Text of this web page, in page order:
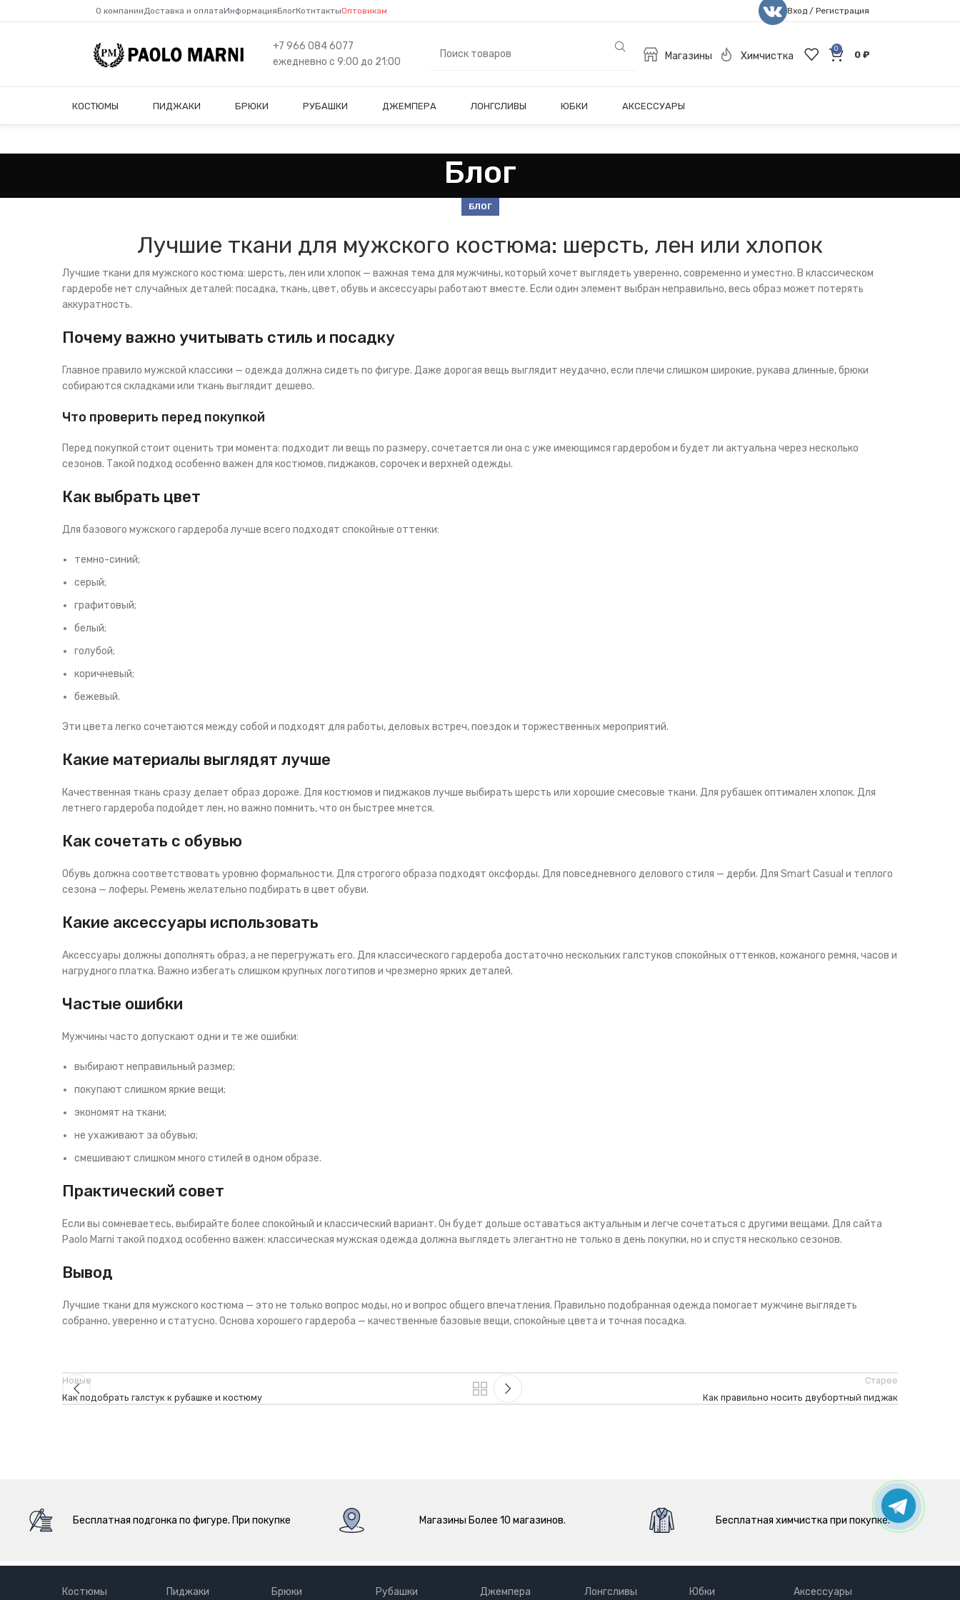
О компанииДоставка и оплатаИнформацияБлогКотнтактыОптовикам Вход / Регистрация
+7 966 084 6077
ежедневно с 9:00 до 21:00
Магазины Химчистка
0
0 ₽
КОСТЮМЫ ПИДЖАКИ БРЮКИ РУБАШКИ ДЖЕМПЕРА ЛОНГСЛИВЫ ЮБКИ АКСЕССУАРЫ
Блог
БЛОГ
Лучшие ткани для мужского костюма: шерсть, лен или хлопок
Лучшие ткани для мужского костюма: шерсть, лен или хлопок — важная тема для мужчины, который хочет выглядеть уверенно, современно и уместно. В классическом
гардеробе нет случайных деталей: посадка, ткань, цвет, обувь и аксессуары работают вместе. Если один элемент выбран неправильно, весь образ может потерять
аккуратность.
Почему важно учитывать стиль и посадку
Главное правило мужской классики — одежда должна сидеть по фигуре. Даже дорогая вещь выглядит неудачно, если плечи слишком широкие, рукава длинные, брюки
собираются складками или ткань выглядит дешево.
Что проверить перед покупкой
Перед покупкой стоит оценить три момента: подходит ли вещь по размеру, сочетается ли она с уже имеющимся гардеробом и будет ли актуальна через несколько
сезонов. Такой подход особенно важен для костюмов, пиджаков, сорочек и верхней одежды.
Как выбрать цвет
Для базового мужского гардероба лучше всего подходят спокойные оттенки:
темно-синий;
серый;
графитовый;
белый;
голубой;
коричневый;
бежевый.
Эти цвета легко сочетаются между собой и подходят для работы, деловых встреч, поездок и торжественных мероприятий.
Какие материалы выглядят лучше
Качественная ткань сразу делает образ дороже. Для костюмов и пиджаков лучше выбирать шерсть или хорошие смесовые ткани. Для рубашек оптимален хлопок. Для
летнего гардероба подойдет лен, но важно помнить, что он быстрее мнется.
Как сочетать с обувью
Обувь должна соответствовать уровню формальности. Для строгого образа подходят оксфорды. Для повседневного делового стиля — дерби. Для Smart Casual и теплого
сезона — лоферы. Ремень желательно подбирать в цвет обуви.
Какие аксессуары использовать
Аксессуары должны дополнять образ, а не перегружать его. Для классического гардероба достаточно нескольких галстуков спокойных оттенков, кожаного ремня, часов и
нагрудного платка. Важно избегать слишком крупных логотипов и чрезмерно ярких деталей.
Частые ошибки
Мужчины часто допускают одни и те же ошибки:
выбирают неправильный размер;
покупают слишком яркие вещи;
экономят на ткани;
не ухаживают за обувью;
смешивают слишком много стилей в одном образе.
Практический совет
Если вы сомневаетесь, выбирайте более спокойный и классический вариант. Он будет дольше оставаться актуальным и легче сочетаться с другими вещами. Для сайта
Paolo Marni такой подход особенно важен: классическая мужская одежда должна выглядеть элегантно не только в день покупки, но и спустя несколько сезонов.
Вывод
Лучшие ткани для мужского костюма — это не только вопрос моды, но и вопрос общего впечатления. Правильно подобранная одежда помогает мужчине выглядеть
собранно, уверенно и статусно. Основа хорошего гардероба — качественные базовые вещи, спокойные цвета и точная посадка.
Новые
Как подобрать галстук к рубашке и костюму
Старее
Как правильно носить двубортный пиджак
Бесплатная подгонка по фигуре. При покупке Магазины Более 10 магазинов. Бесплатная химчистка при покупке.
Костюмы Пиджаки Брюки Рубашки Джемпера Лонгсливы Юбки Аксессуары